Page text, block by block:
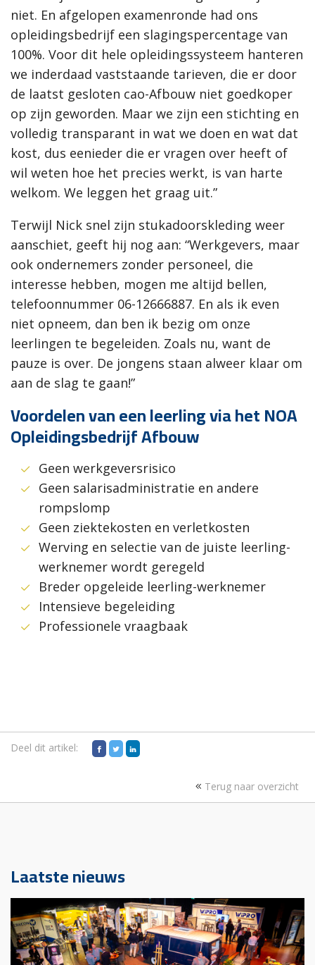
niet. En afgelopen examenronde had ons
opleidingsbedrijf een slagingspercentage van
100%. Voor dit hele opleidingssysteem hanteren
we inderdaad vaststaande tarieven, die er door
de laatst gesloten cao-Afbouw niet goedkoper
op zijn geworden. Maar we zijn een stichting en
volledig transparant in wat we doen en wat dat
kost, dus eenieder die er vragen over heeft of
wil weten hoe het precies werkt, is van harte
welkom. We leggen het graag uit.”
Terwijl Nick snel zijn stukadoorskleding weer
aanschiet, geeft hij nog aan: “Werkgevers, maar
ook ondernemers zonder personeel, die
interesse hebben, mogen me altijd bellen,
telefoonnummer 06-12666887. En als ik even
niet opneem, dan ben ik bezig om onze
leerlingen te begeleiden. Zoals nu, want de
pauze is over. De jongens staan alweer klaar om
aan de slag te gaan!”
Voordelen van een leerling via het NOA
Opleidingsbedrijf Afbouw
Geen werkgeversrisico
Geen salarisadministratie en andere
rompslomp
Geen ziektekosten en verletkosten
Werving en selectie van de juiste leerling-
werknemer wordt geregeld
Breder opgeleide leerling-werknemer
Intensieve begeleiding
Professionele vraagbaak
Deel dit artikel:
Terug naar overzicht
Laatste nieuws